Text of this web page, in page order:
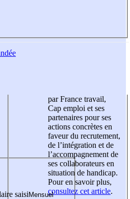
saisi
par France travail,
Cap emploi et ses
partenaires pour ses
actions concrètes en
faveur du recrutement,
de l’intégration et de
l’accompagnement de
ses collaborateurs en
situation de handicap.
Pour en savoir plus,
consultez cet article.